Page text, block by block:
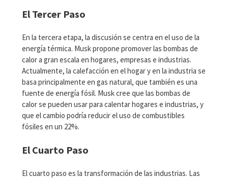
El Tercer Paso
En la tercera etapa, la discusión se centra en el uso de la
energía térmica. Musk propone promover las bombas de
calor a gran escala en hogares, empresas e industrias.
Actualmente, la calefacción en el hogar y en la industria se
basa principalmente en gas natural, que también es una
fuente de energía fósil. Musk cree que las bombas de
calor se pueden usar para calentar hogares e industrias, y
que el cambio podría reducir el uso de combustibles
fósiles en un 22%.
El Cuarto Paso
El cuarto paso es la transformación de las industrias. Las